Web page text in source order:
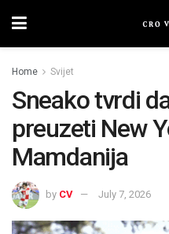
Home Svijet
Sneako tvrdi
preuzeti New
Mamdanija
by CV July 7, 2026